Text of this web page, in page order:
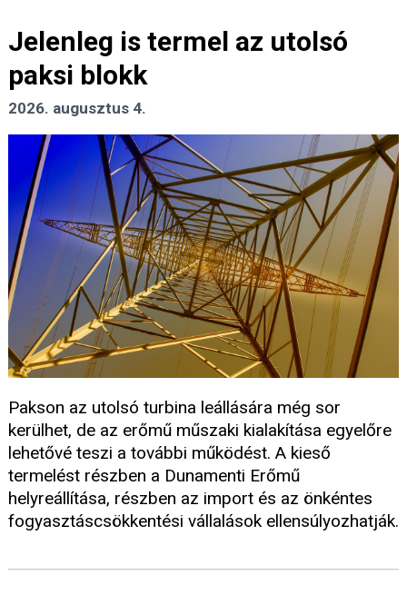
Jelenleg is termel az utolsó
paksi blokk
2026. augusztus 4.
Pakson az utolsó turbina leállására még sor
kerülhet, de az erőmű műszaki kialakítása egyelőre
lehetővé teszi a további működést. A kieső
termelést részben a Dunamenti Erőmű
helyreállítása, részben az import és az önkéntes
fogyasztáscsökkentési vállalások ellensúlyozhatják.